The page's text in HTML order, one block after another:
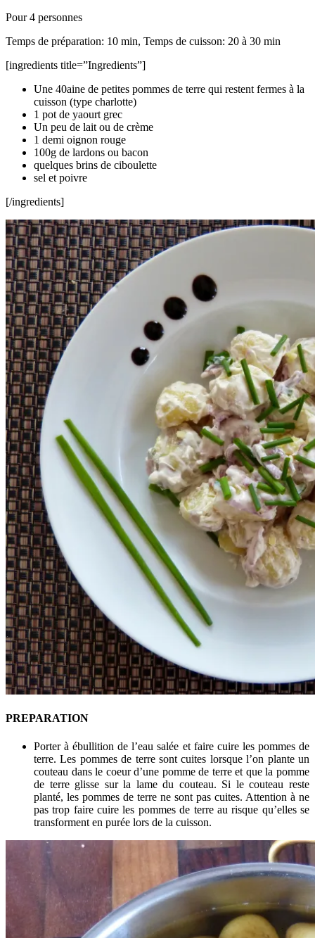
Pour 4 personnes
Temps de préparation: 10 min, Temps de cuisson: 20 à 30 min
[ingredients title=”Ingredients”]
Une 40aine de petites pommes de terre qui restent fermes à la
cuisson (type charlotte)
1 pot de yaourt grec
Un peu de lait ou de crème
1 demi oignon rouge
100g de lardons ou bacon
quelques brins de ciboulette
sel et poivre
[/ingredients]
PREPARATION
Porter à ébullition de l’eau salée et faire cuire les pommes de
terre. Les pommes de terre sont cuites lorsque l’on plante un
couteau dans le coeur d’une pomme de terre et que la pomme
de terre glisse sur la lame du couteau. Si le couteau reste
planté, les pommes de terre ne sont pas cuites. Attention à ne
pas trop faire cuire les pommes de terre au risque qu’elles se
transforment en purée lors de la cuisson.